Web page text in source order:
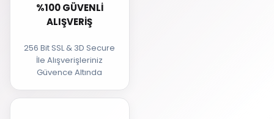
%100 GÜVENLI
ALIŞVERIŞ
256 Bit SSL & 3D Secure
İle Alışverişleriniz
Güvence Altında